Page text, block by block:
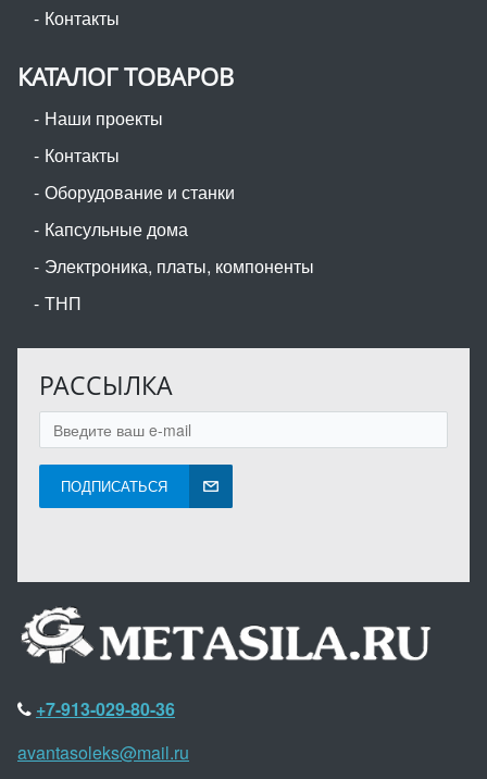
Контакты
КАТАЛОГ ТОВАРОВ
Наши проекты
Контакты
Оборудование и станки
Капсульные дома
Электроника, платы, компоненты
ТНП
РАССЫЛКА
ПОДПИСАТЬСЯ
+7-913-029-80-36
avantasoleks@mail.ru